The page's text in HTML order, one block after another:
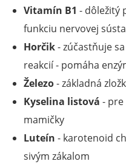
Vitamín B1 - dôležitý
funkciu nervovej
Horčik- zúčastňuje
reakcií - pomáha
Železo- základná
Kyselina listová -
mamičky
Luteín - karotenoid
sivým zákalom